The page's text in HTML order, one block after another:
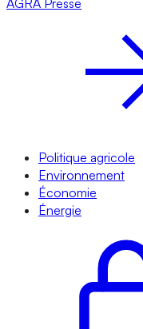
AGRA Presse
Politique agricole
Environnement
Économie
Énergie